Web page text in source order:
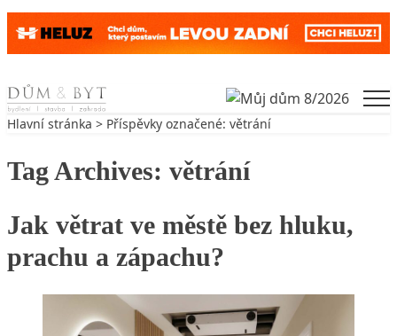
Skip to content
Hlavní stránka > Příspěvky označené: větrání
Tag Archives: větrání
Jak větrat ve městě bez hluku,
prachu a zápachu?